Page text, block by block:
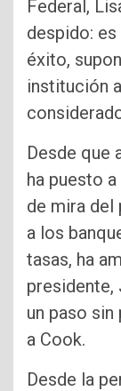
Federal,
despido: es
éxito,
institución
Desde que
ha puesto
de mira del
a los
tasas, ha
presidente,
un paso
a Cook.
Desde la